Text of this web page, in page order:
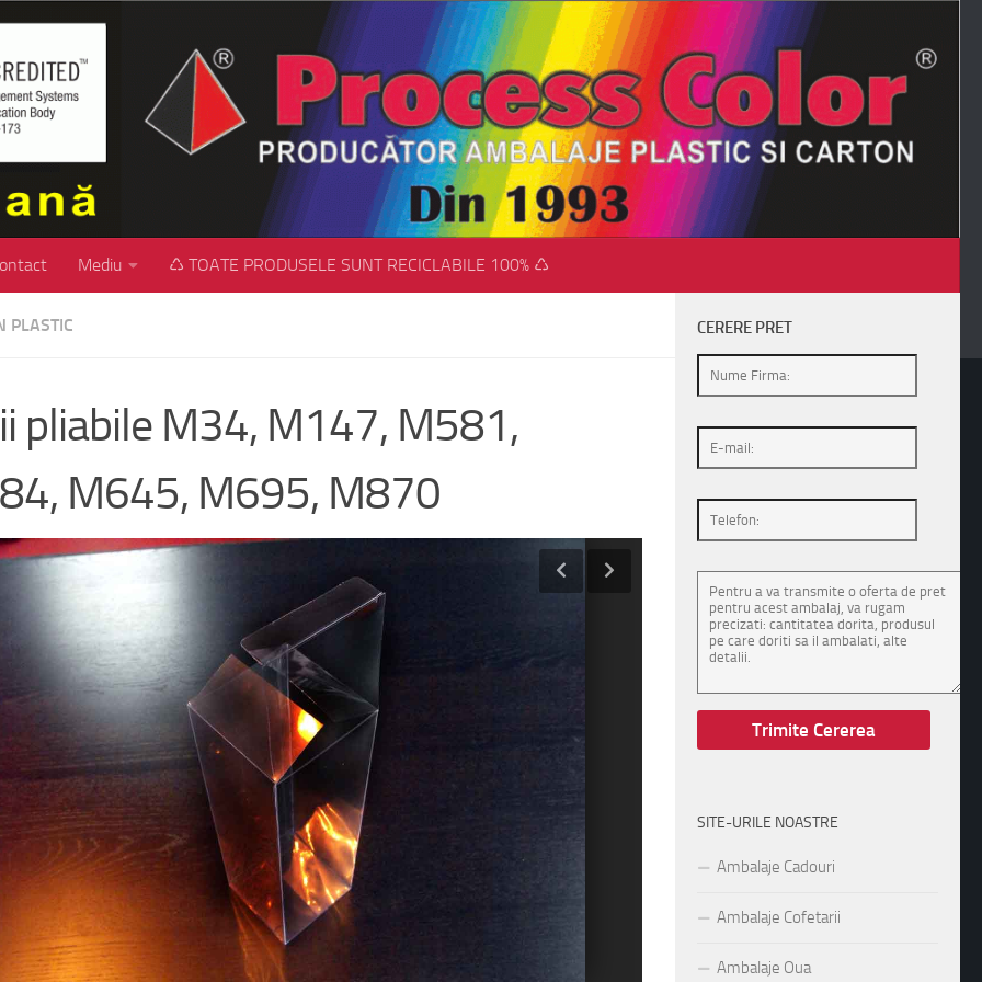
Mediu ♺ TOATE PRODUSELE SUNT RECICLABILE 100% ♺
PLASTIC
pliabile M34, M147, M581,
M645, M695, M870
CERERE PRET
SITE-URILE NOASTRE
Ambalaje Cadouri
Ambalaje Cofetarii
Ambalaje Oua